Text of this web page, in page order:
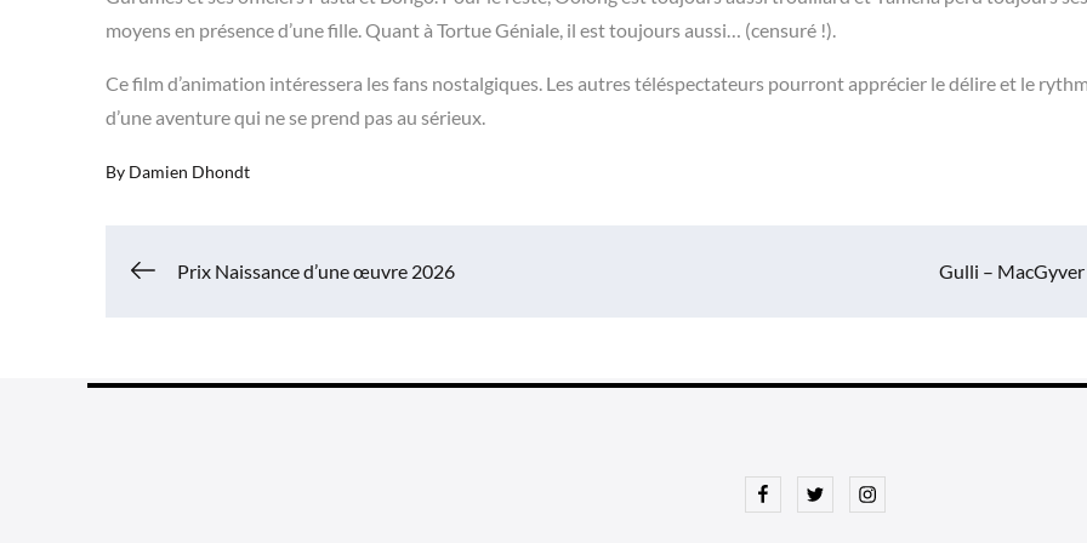
moyens en présence d’une fille. Quant à Tortue Géniale, il est toujours aussi… (censuré !).
Ce film d’animation intéressera les fans nostalgiques. Les autres téléspectateurs pourront apprécier le délire et le
d’une aventure qui ne se prend pas au sérieux.
By Damien Dhondt
Navigation
Prix Naissance d’une œuvre 2026 Gulli – MacGyver
FacebookTwitterInstagram